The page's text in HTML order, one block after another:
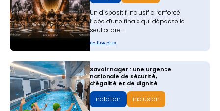
Un dispositif inclusif a renforcé
l’idée d’une finale qui dépasse le
seul cadre ...
En lire plus
Savoir nager : une urgence
nationale de sécurité,
d’égalité et de dignité
natation inclusion